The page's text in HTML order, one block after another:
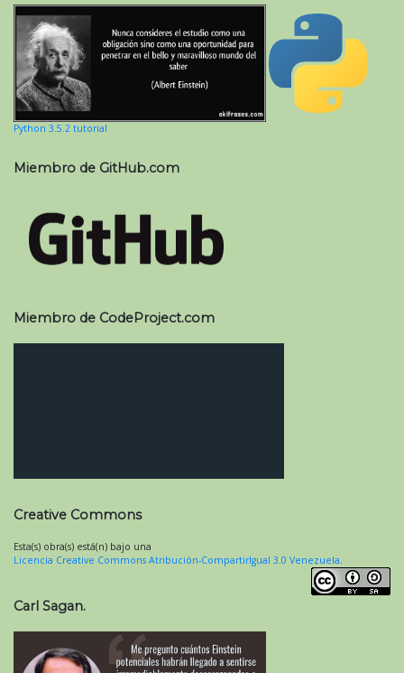
Python 3.5.2 tutorial
Miembro de GitHub.com
Miembro de CodeProject.com
Creative Commons
Esta(s) obra(s) está(n) bajo una
Licencia Creative Commons Atribución-CompartirIgual 3.0 Venezuela.
Carl Sagan.